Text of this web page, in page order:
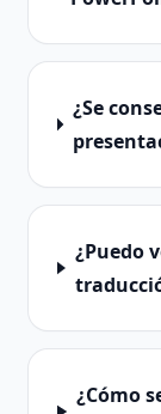
¿Se
¿Puedo
¿Cómo